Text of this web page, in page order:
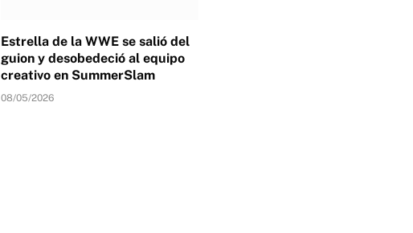
Estrella de la WWE se salió del
guion y desobedeció al equipo
creativo en SummerSlam
08/05/2026